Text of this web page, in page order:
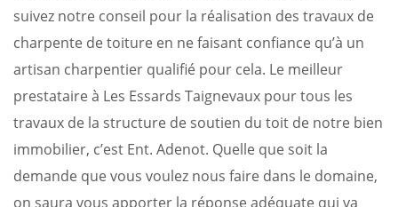
suivez notre conseil pour la réalisation des travaux de
charpente de toiture en ne faisant confiance qu’à un
artisan charpentier qualifié pour cela. Le meilleur
prestataire à Les Essards Taignevaux pour tous les
travaux de la structure de soutien du toit de notre bien
immobilier, c’est Ent. Adenot. Quelle que soit la
demande que vous voulez nous faire dans le domaine,
on saura vous apporter la réponse adéquate qui va